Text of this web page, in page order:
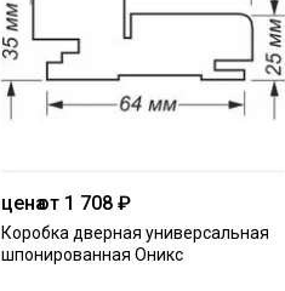
ценаот 1 708 ₽
Коробка дверная универсальная
шпонированная Оникс